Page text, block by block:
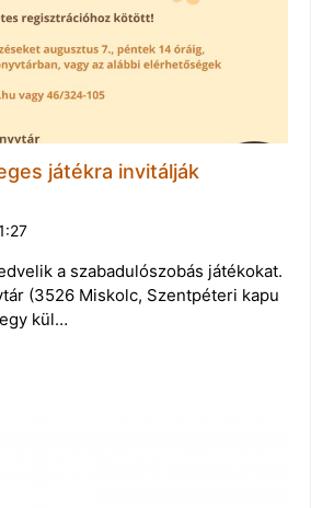
játékra invitálják
a szabadulószobás játékokat.
(3526 Miskolc, Szentpéteri kapu
kül…